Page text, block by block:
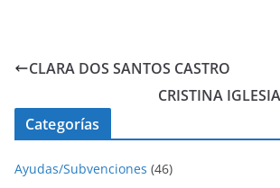
CLARA DOS SANTOS CASTRO
CRISTINA
Categorías
Ayudas/Subvenciones (46)